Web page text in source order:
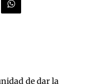
de dar la